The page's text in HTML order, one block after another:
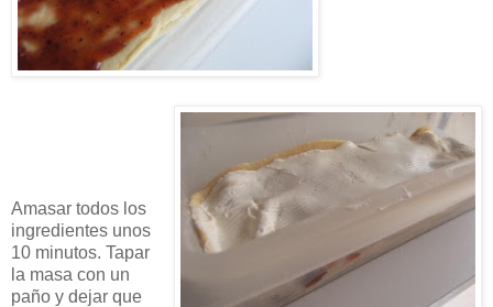
Amasar todos los
ingredientes unos
10 minutos. Tapar
la masa con un
paño y dejar que